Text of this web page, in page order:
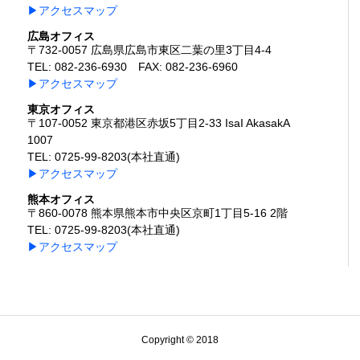
▶アクセスマップ
広島オフィス
〒732-0057 広島県広島市東区二葉の里3丁目4-4
TEL: 082-236-6930 FAX: 082-236-6960
▶アクセスマップ
東京オフィス
〒107-0052 東京都港区赤坂5丁目2-33 IsaI AkasakA
1007
TEL: 0725-99-8203(本社直通)
▶アクセスマップ
熊本オフィス
〒860-0078 熊本県熊本市中央区京町1丁目5-16 2階
TEL: 0725-99-8203(本社直通)
▶アクセスマップ
Copyright © 2018